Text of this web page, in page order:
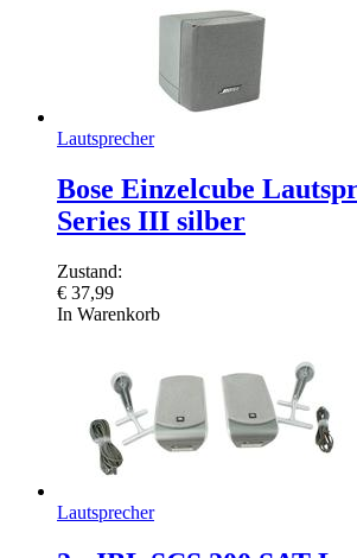
Lautsprecher
Bose Einzelcube
Series III silber
Zustand:
€ 37,99
In Warenkorb
Lautsprecher